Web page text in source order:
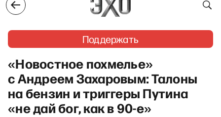
Поддержать
«Новостное похмелье»
с Андреем Захаровым: Талоны
на бензин и триггеры Путина
«не дай бог, как в 90-е»